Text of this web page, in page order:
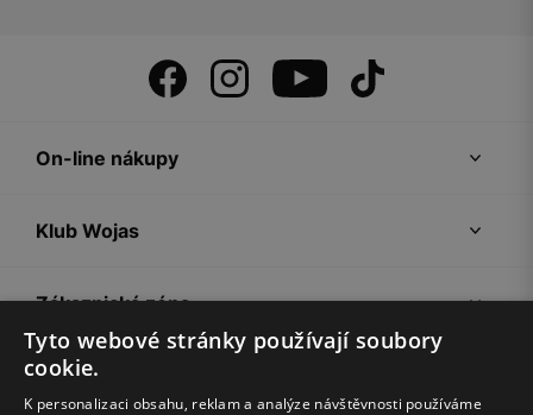
On-line nákupy
Klub Wojas
Zákaznická zóna
Společnost Wojas
Tyto webové stránky používají soubory
cookie.
K personalizaci obsahu, reklam a analýze návštěvnosti používáme